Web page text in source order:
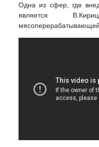
Одна из сфер, где
является